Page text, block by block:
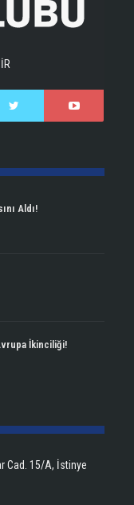
Aldı!
İkinciliği!
Cad. 15/A, İstinye